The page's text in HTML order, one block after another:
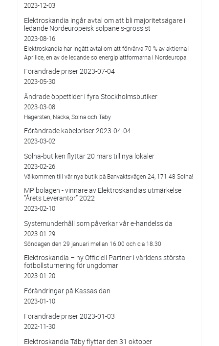
2023-12-03
Elektroskandia ingår avtal om att bli majoritetsägare i
ledande Nordeuropeisk solpanels-grossist
2023-08-16
Elektroskandia har ingått avtal om att förvärva 70 % av aktierna i
Aprilice, en av de ledande solenergiplattformarna i Nordeuropa.
Förändrade priser 2023-07-04
2023-05-30
Ändrade öppettider i fyra Stockholmsbutiker
2023-03-08
Hägersten, Nacka, Solna och Täby
Förändrade kabelpriser 2023-04-04
2023-03-02
Solna-butiken flyttar 20 mars till nya lokaler
2023-02-26
Välkommen till vår nya butik på Banvaktsvägen 24, 171 48 Solna!
MP bolagen - vinnare av Elektroskandias utmärkelse
”Årets Leverantör” 2022
2023-02-10
Systemunderhåll som påverkar vår e-handelssida
2023-01-29
Söndagen den 29 januari mellan 16.00 och c:a 18.30
Elektroskandia – ny Officiell Partner i världens största
fotbollsturnering för ungdomar
2023-01-20
Förändringar på Kassasidan
2023-01-10
Förändrade priser 2023-01-03
2022-11-30
Elektroskandia Täby flyttar den 31 oktober